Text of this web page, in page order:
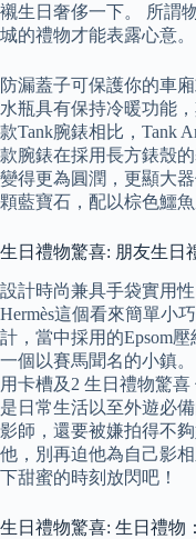
襯生日奢侈一下。 所謂
城的禮物才能表露心意。
防漏蓋子可保護你的車
水瓶具有保持冷暖功能
款Tank腕錶相比，Tank
款腕錶在採用長方錶殼
變得更為圓潤，更顯大
顆藍寶石，配以棕色鱷
生日禮物驚喜: 朋友生日
設計時尚兼具手袋實用
Hermès這個看來簡單小
計，當中採用的Epsom
一個以賽馬聞名的小鎮
用卡槽及2 生日禮物驚
是日常生活以至外遊必
影師，還要被嫌拍得不
他，別再迫他為自己影
下甜蜜的時刻放閃吧！
生日禮物驚喜: 生日禮物